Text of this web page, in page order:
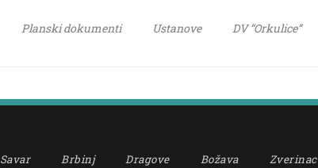
Planski dokumenti Ustanove DV “Orkulice”
Savar Brbinj Dragove Božava Zverinac